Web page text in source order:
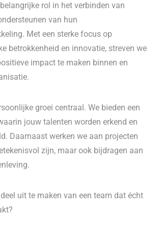
rol in het verbinden van
van hun
Met een sterke focus op
betrokkenheid en innovatie, streven we
impact te maken binnen en
groei centraal. We bieden een
jouw talenten worden erkend en
Daarnaast werken we aan projecten
zijn, maar ook bijdragen aan
uit te maken van een team dat écht